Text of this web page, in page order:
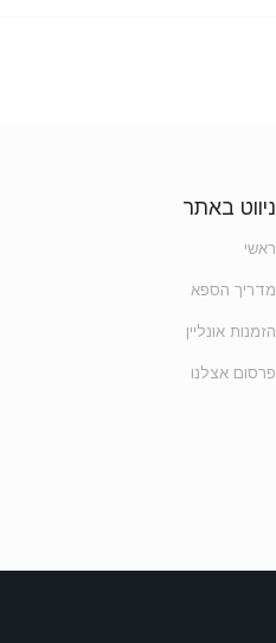
ניווט באתר
ראשי
מדריך הספא
הזמנות אונליין
פרסום אצלנו